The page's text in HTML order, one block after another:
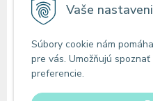
Vaše
Súbory cookie nám
pre vás. Umožňujú
preferencie.